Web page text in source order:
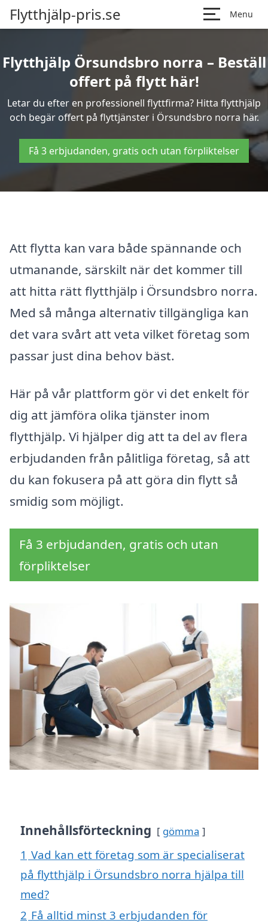
Flytthjälp-pris.se Menu
Flytthjälp Örsundsbro norra – Beställ
offert på flytt här!
Letar du efter en professionell flyttfirma? Hitta flytthjälp
och begär offert på flyttjänster i Örsundsbro norra här.
Få 3 erbjudanden, gratis och utan förpliktelser
Att flytta kan vara både spännande och
utmanande, särskilt när det kommer till
att hitta rätt flytthjälp i Örsundsbro norra.
Med så många alternativ tillgängliga kan
det vara svårt att veta vilket företag som
passar just dina behov bäst.
Här på vår plattform gör vi det enkelt för
dig att jämföra olika tjänster inom
flytthjälp. Vi hjälper dig att ta del av flera
erbjudanden från pålitliga företag, så att
du kan fokusera på att göra din flytt så
smidig som möjligt.
Få 3 erbjudanden, gratis och utan
förpliktelser
Innehållsförteckning gömma
1 Vad kan ett företag som är specialiserat
på flytthjälp i Örsundsbro norra hjälpa till
med?
2 Få alltid minst 3 erbjudanden för